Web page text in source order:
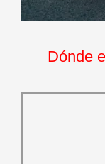
Dónde